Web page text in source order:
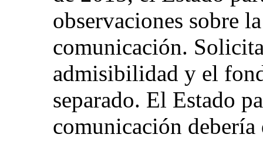
observaciones sobre
comunicación.
admisibilidad y el
separado. El Estado
comunicación